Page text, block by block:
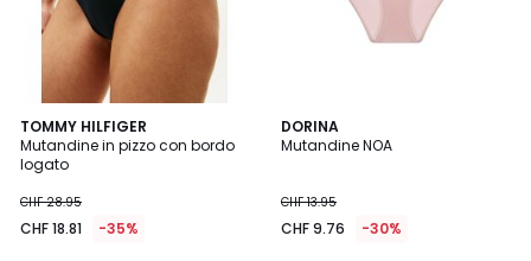
TOMMY HILFIGER
Mutandine in pizzo con bordo
logato
CHF 28.95
CHF 18.81 -35%
DORINA
Mutandine NOA
CHF 13.95
CHF 9.76 -30%